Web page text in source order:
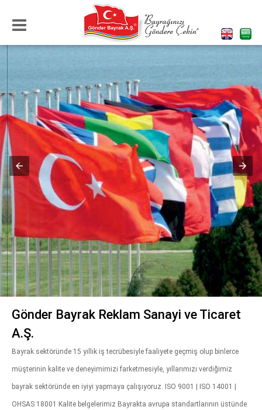
Gönder Bayrak Reklam Sanayi ve Ticaret
A.Ş.
Bayrak sektöründe 15 yıllık iş tecrübesiyle faaliyete geçmiş olup binlerce
müşterinin kalite ve deneyimimizi farketmesiyle, yıllarımızı verdiğimiz
bayrak sektöründe en iyiyi yapmaya çalışıyoruz. ISO 9001 | ISO 14001 |
OHSAS 18001 Kalite belgelerimiz Bayrakta avrupa standartlarının üstünde